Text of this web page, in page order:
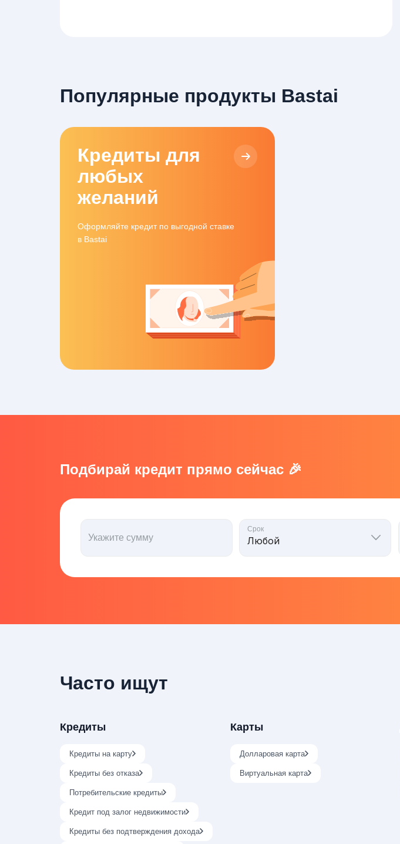
Популярные продукты Bastai
Кредиты для
любых
желаний
Оформляйте кредит по выгодной ставке
в Bastai
Подбирай кредит прямо сейчас 🎉
Укажите сумму
Срок
Часто ищут
Кредиты
Кредиты на карту
Кредиты без отказа
Потребительские кредиты
Кредит под залог недвижимости
Кредиты без подтверждения дохода
Карты
Долларовая карта
Виртуальная карта